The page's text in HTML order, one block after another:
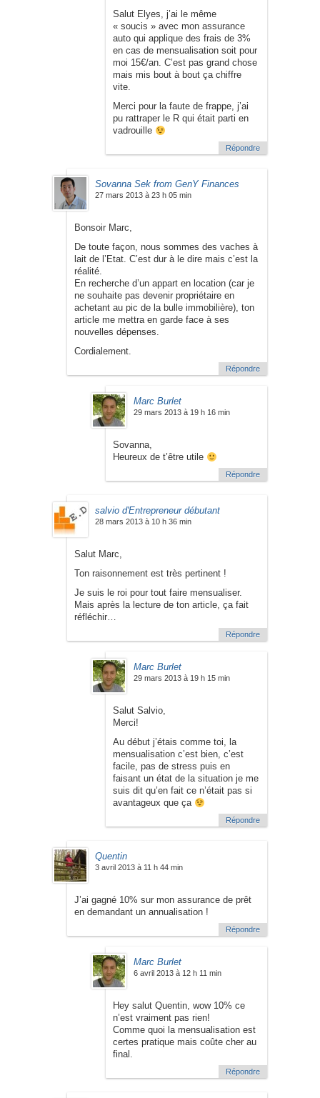
Salut Elyes, j’ai le même
« soucis » avec mon assurance
auto qui applique des frais de 3%
en cas de mensualisation soit pour
moi 15€/an. C’est pas grand chose
mais mis bout à bout ça chiffre
vite.
Merci pour la faute de frappe, j’ai
pu rattraper le R qui était parti en
vadrouille
Répondre
Sovanna Sek from GenY Finances
27 mars 2013 à 23 h 05 min
Bonsoir Marc,
De toute façon, nous sommes des vaches à
lait de l’Etat. C’est dur à le dire mais c’est la
réalité.
En recherche d’un appart en location (car je
ne souhaite pas devenir propriétaire en
achetant au pic de la bulle immobilière), ton
article me mettra en garde face à ses
nouvelles dépenses.
Cordialement.
Répondre
Marc Burlet
29 mars 2013 à 19 h 16 min
Sovanna,
Heureux de t’être utile
Répondre
salvio d'Entrepreneur débutant
28 mars 2013 à 10 h 36 min
Salut Marc,
Ton raisonnement est très pertinent !
Je suis le roi pour tout faire mensualiser.
Mais après la lecture de ton article, ça fait
réfléchir…
Répondre
Marc Burlet
29 mars 2013 à 19 h 15 min
Salut Salvio,
Merci!
Au début j’étais comme toi, la
mensualisation c’est bien, c’est
facile, pas de stress puis en
faisant un état de la situation je me
suis dit qu’en fait ce n’était pas si
avantageux que ça
Répondre
Quentin
3 avril 2013 à 11 h 44 min
J’ai gagné 10% sur mon assurance de prêt
en demandant un annualisation !
Répondre
Marc Burlet
6 avril 2013 à 12 h 11 min
Hey salut Quentin, wow 10% ce
n’est vraiment pas rien!
Comme quoi la mensualisation est
certes pratique mais coûte cher au
final.
Répondre